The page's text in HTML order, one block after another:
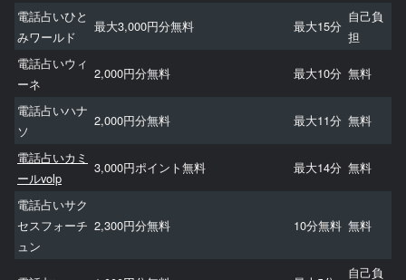
電話占いひと
みワールド
最大3,000円分無料 最大15分
自己負
担
電話占いウィ
ーネ
2,000円分無料 最大10分 無料
電話占いハナ
ソ
2,000円分無料 最大11分 無料
電話占いカミ
ールvolp
3,000円ポイント無料 最大14分 無料
電話占いサク
セスフォーチ
ュン
2,300円分無料 10分無料 無料
自己負